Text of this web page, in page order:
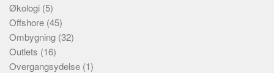
Økologi (5)
Offshore (45)
Ombygning (32)
Outlets (16)
Overgangsydelse (1)